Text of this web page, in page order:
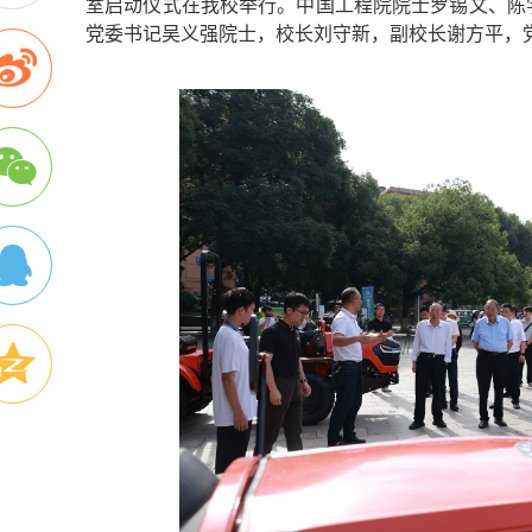
室启动仪式在我校举行。中国工程院院士罗锡文、
党委书记吴义强院士，校长刘守新，副校长谢方平
务副主席何... 湖南省委书记沈晓明来中南林业科技